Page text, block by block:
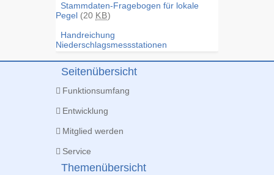
Stammdaten-Fragebogen für lokale
Pegel (20 KB)
Handreichung
Niederschlagsmessstationen
Seitenübersicht
Funktionsumfang
Entwicklung
Mitglied werden
Service
Themenübersicht